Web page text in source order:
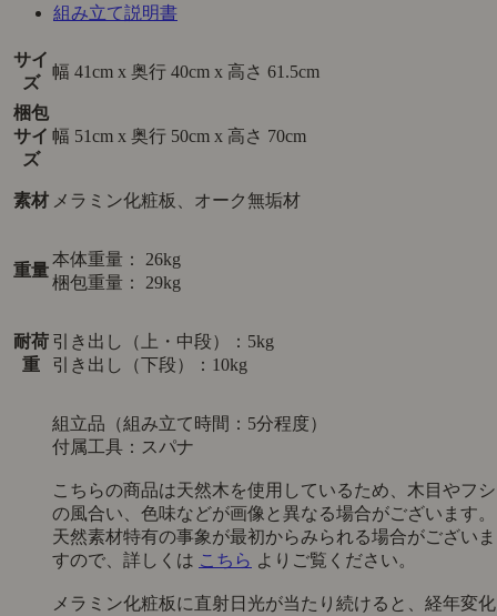
組み立て説明書
サイ
ズ
幅 41cm x 奥行 40cm x 高さ 61.5cm
梱包
サイ
ズ
幅 51cm x 奥行 50cm x 高さ 70cm
素材 メラミン化粧板、オーク無垢材
重量
本体重量： 26kg
梱包重量： 29kg
耐荷
重
引き出し（上・中段）：5kg
引き出し（下段）：10kg
組立品（組み立て時間：5分程度）
付属工具：スパナ
こちらの商品は天然木を使用しているため、木目やフシ
の風合い、色味などが画像と異なる場合がございます。
天然素材特有の事象が最初からみられる場合がございま
すので、詳しくは こちら よりご覧ください。
メラミン化粧板に直射日光が当たり続けると、経年変化